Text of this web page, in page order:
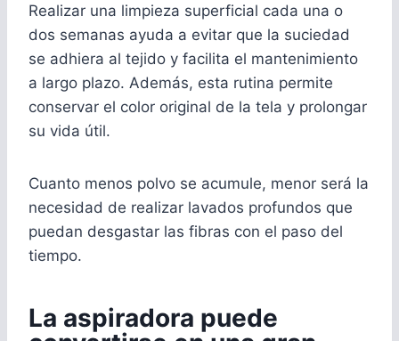
Realizar una limpieza superficial cada una o
dos semanas ayuda a evitar que la suciedad
se adhiera al tejido y facilita el mantenimiento
a largo plazo. Además, esta rutina permite
conservar el color original de la tela y prolongar
su vida útil.
Cuanto menos polvo se acumule, menor será la
necesidad de realizar lavados profundos que
puedan desgastar las fibras con el paso del
tiempo.
La aspiradora puede